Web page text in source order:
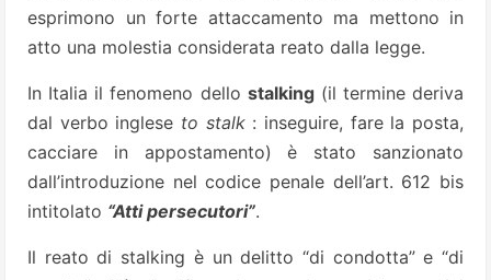
esprimono un forte attaccamento ma mettono in
atto una molestia considerata reato dalla legge.
In Italia il fenomeno dello stalking(il termine deriva
dal verbo inglese to stalk: inseguire, fare la posta,
cacciare in appostamento) è stato sanzionato
dall’introduzione nel codice penale dell’art. 612 bis
intitolato “Atti persecutori”.
Il reato di stalking è un delitto “di condotta” e “di